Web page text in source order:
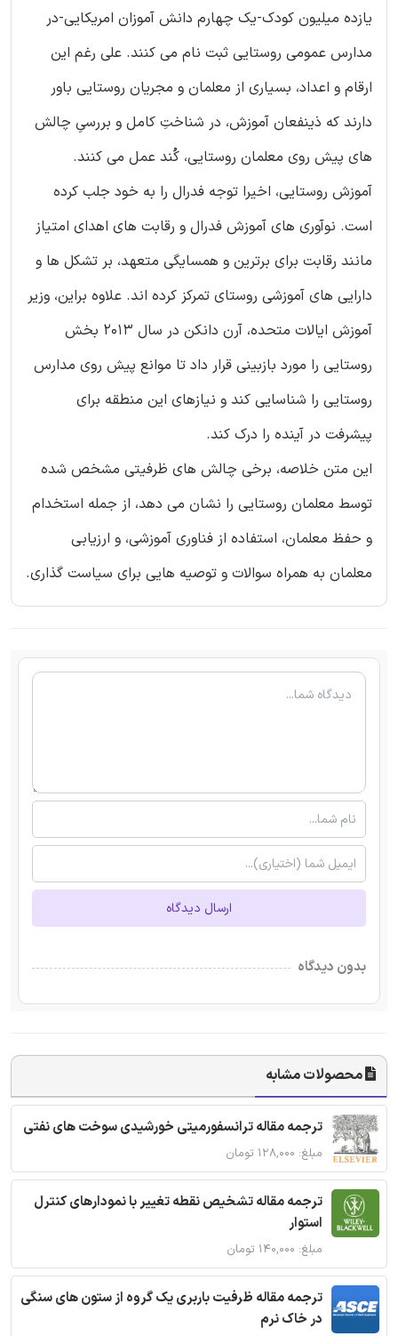
یازده میلیون کودک-یک چهارم دانش آموزان امریکایی-در
مدارس عمومی روستایی ثبت نام می کنند. علی رغم این
ارقام و اعداد، بسیاری از معلمان و مجریان روستایی باور
دارند که ذینفعان آموزش، در شناختِ کامل و بررسیِ چالش
های پیش روی معلمان روستایی، کُند عمل می کنند.
آموزش روستایی، اخیرا توجه فدرال را به خود جلب کرده
است. نوآوری های آموزش فدرال و رقابت های اهدای امتیاز
مانند رقابت برای برترین و همسایگی متعهد، بر تشکل ها و
دارایی های آموزشی روستای تمرکز کرده اند. علاوه براین، وزیر
آموزش ایالات متحده، آرن دانکن در سال 2013 بخش
روستایی را مورد بازبینی قرار داد تا موانع پیش روی مدارس
روستایی را شناسایی کند و نیازهای این منطقه برای
پیشرفت در آینده را درک کند.
این متن خلاصه، برخی چالش های ظرفیتی مشخص شده
توسط معلمان روستایی را نشان می دهد، از جمله استخدام
و حفظ معلمان، استفاده از فناوری آموزشی، و ارزیابی
معلمان به همراه سوالات و توصیه هایی برای سیاست گذاری.
ارسال دیدگاه
بدون دیدگاه
محصولات مشابه
ترجمه مقاله ترانسفورمیتی خورشیدی سوخت های نفتی
مبلغ: ۱۲۸,۰۰۰ تومان
ترجمه مقاله تشخیص نقطه تغییر با نمودارهای کنترل
استوار
مبلغ: ۱۴۰,۰۰۰ تومان
ترجمه مقاله ظرفیت باربری یک گروه از ستون های سنگی
در خاک نرم